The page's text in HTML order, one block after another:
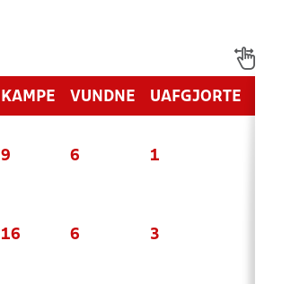
KAMPE VUNDNE UAFGJORTE
9 6 1
16 6 3